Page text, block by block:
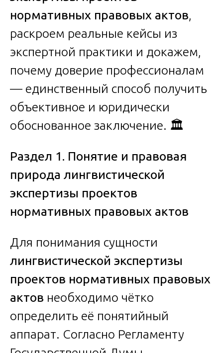
нормативных правовых актов,
раскроем реальные кейсы из
экспертной практики и докажем,
почему доверие профессионалам
— единственный способ получить
объективное и юридически
обоснованное заключение. 🏛️
Раздел 1. Понятие и правовая
природа лингвистической
экспертизы проектов
нормативных правовых актов
Для понимания сущности
лингвистической экспертизы
проектов нормативных правовых
актов необходимо чётко
определить её понятийный
аппарат. Согласно Регламенту